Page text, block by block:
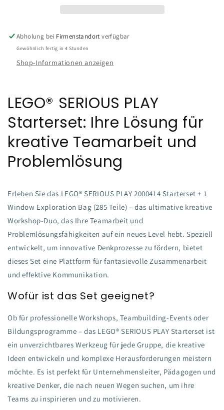
Abholung bei Firmenstandort verfügbar
Gewöhnlich fertig in 4 Stunden
Shop-Informationen anzeigen
LEGO® SERIOUS PLAY
Starterset: Ihre Lösung für
kreative Teamarbeit und
Problemlösung
Erleben Sie das LEGO® SERIOUS PLAY 2000414 Starterset + 1
Window Exploration Bag (285 Teile) – das ultimative kreative
Workshop-Duo, das Ihre Teamarbeit und
Problemlösungsfähigkeiten auf ein neues Level hebt. Speziell
entwickelt, um innovative Denkprozesse zu fördern, bietet
dieses Set eine Plattform für fantasievolle Zusammenarbeit
und effektive Kommunikation.
Wofür ist das Set geeignet?
Ob für professionelle Workshops, Teambuilding-Events oder
Bildungsprogramme – das LEGO® SERIOUS PLAY Starterset ist
ein unverzichtbares Werkzeug für jede Gruppe, die kreative
Ideen entwickeln und komplexe Herausforderungen meistern
möchte. Es ist perfekt für Unternehmensleiter, Pädagogen und
kreative Denker, die nach neuen Wegen suchen, um ihre
Teams zu inspirieren und zu motivieren.